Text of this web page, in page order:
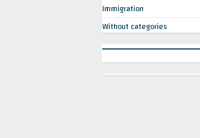
Immigration
Without categories